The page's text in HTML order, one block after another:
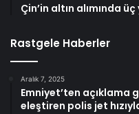
Çin’in altın alımında üç
Rastgele Haberler
Aralık 7, 2025
Emniyet’ten açıklama
eleştiren polis jet